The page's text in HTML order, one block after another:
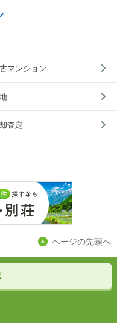
マンション
査定
ページの先頭へ